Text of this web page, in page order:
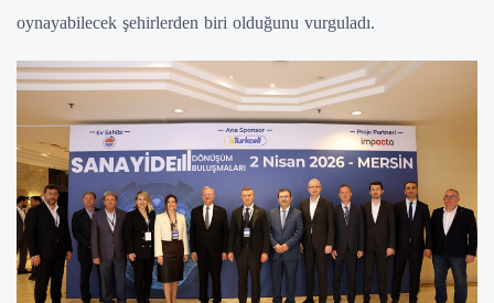
oynayabilecek şehirlerden biri olduğunu vurguladı.